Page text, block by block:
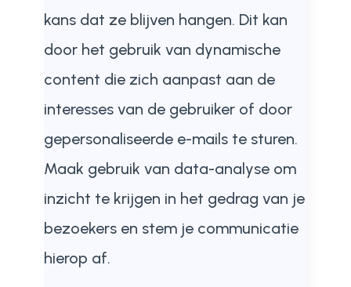
kans dat ze blijven hangen. Dit kan
door het gebruik van dynamische
content die zich aanpast aan de
interesses van de gebruiker of door
gepersonaliseerde e-mails te sturen.
Maak gebruik van data-analyse om
inzicht te krijgen in het gedrag van je
bezoekers en stem je communicatie
hierop af.